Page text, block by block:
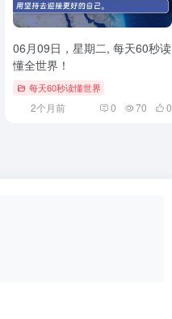
06月09日，星期二, 每天60秒读
懂全世界！
每天60秒读懂世界
2个月前 0 70 0